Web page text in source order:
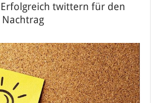
twittern für den
Nachtrag